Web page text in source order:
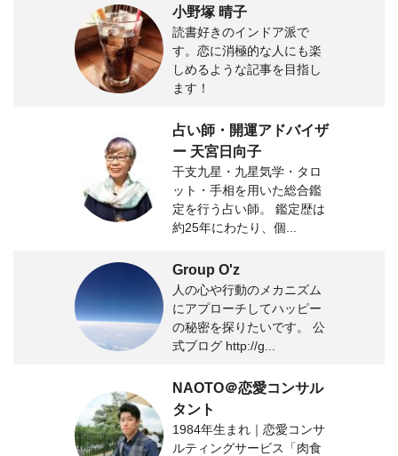
小野塚 晴子
読書好きのインドア派で
す。恋に消極的な人にも楽
しめるような記事を目指し
ます！
占い師・開運アドバイザ
ー 天宮日向子
干支九星・九星気学・タロ
ット・手相を用いた総合鑑
定を行う占い師。 鑑定歴は
約25年にわたり、個...
Group O'z
人の心や行動のメカニズム
にアプローチしてハッピー
の秘密を探りたいです。 公
式ブログ http://g...
NAOTO＠恋愛コンサル
タント
1984年生まれ｜恋愛コンサ
ルティングサービス「肉食